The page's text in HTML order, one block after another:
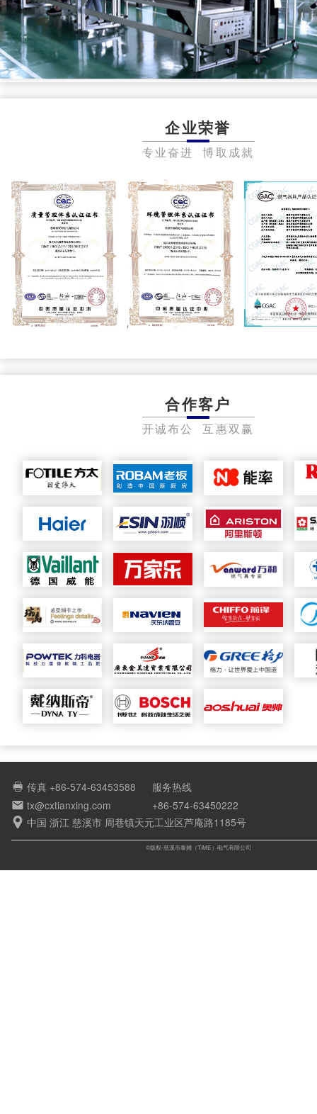
企业荣誉
专业奋进 博取成就
合作客户
开诚布公 互惠双赢
 传真 +86-574-63453588
 tx@cxtianxing.com
服务热线
+86-574-63450222
 中国 浙江 慈溪市 周巷镇天元工业区芦庵路1185号
©版权-慈溪市泰姆（TIME）电气有限公司